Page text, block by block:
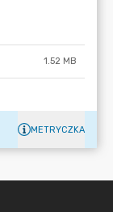
1.52 MB
METRYCZKA